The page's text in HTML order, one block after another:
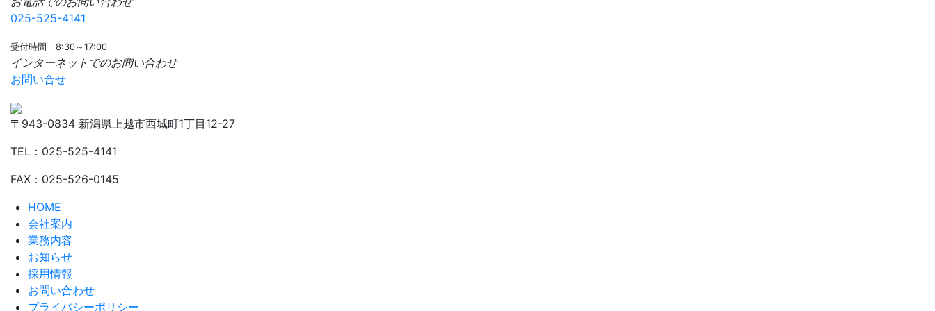
025-525-4141
受付時間 8:30～17:00
インターネットでのお問い合わせ
お問い合せ
〒943-0834 新潟県上越市西城町1丁目12-27
TEL：025-525-4141
FAX：025-526-0145
HOME
会社案内
業務内容
お知らせ
採用情報
お問い合わせ
プライバシーポリシー